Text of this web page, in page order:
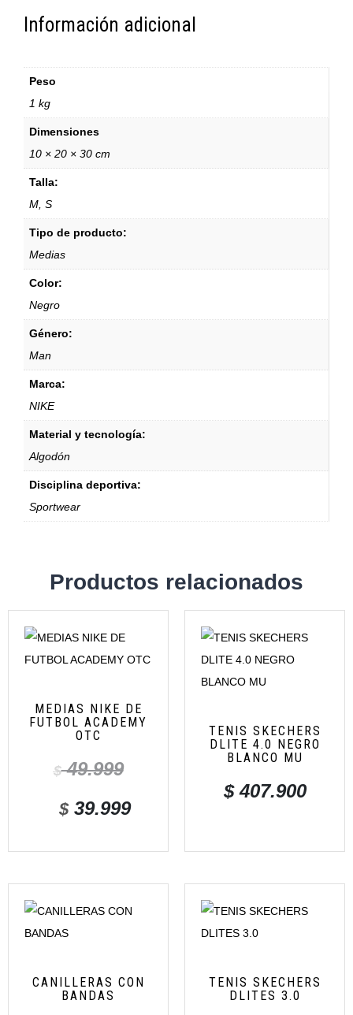
Información adicional
Peso
1 kg
Dimensiones
10 × 20 × 30 cm
Talla:
M, S
Tipo de producto:
Medias
Color:
Negro
Género:
Man
Marca:
NIKE
Material y tecnología:
Algodón
Disciplina deportiva:
Sportwear
Productos relacionados
MEDIAS NIKE DE
FUTBOL ACADEMY
OTC
$49.999
$39.999
TENIS SKECHERS
DLITE 4.0 NEGRO
BLANCO MU
$407.900
CANILLERAS CON
BANDAS
TENIS SKECHERS
DLITES 3.0